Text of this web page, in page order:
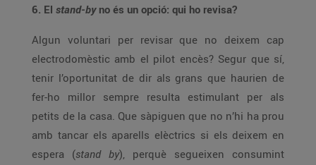
6. El stand-by no és un opció: qui ho revisa?
Algun voluntari per revisar que no deixem cap
electrodomèstic amb el pilot encès? Segur que sí,
tenir l’oportunitat de dir als grans que haurien de
fer-ho millor sempre resulta estimulant per als
petits de la casa. Que sàpiguen que no n’hi ha prou
amb tancar els aparells elèctrics si els deixem en
espera (stand by), perquè segueixen consumint